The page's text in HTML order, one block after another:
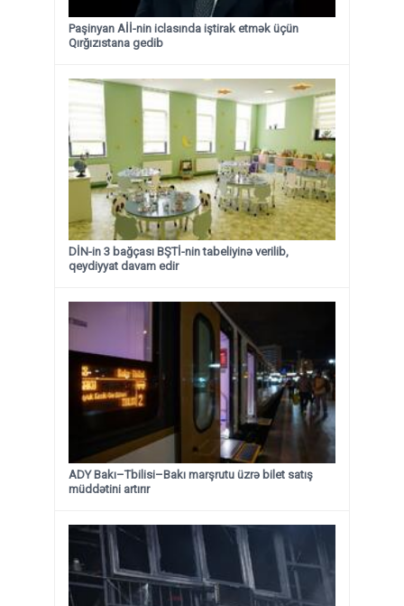
Paşinyan Aİİ-nin iclasında iştirak etmək üçün
Qırğızıstana gedib
DİN-in 3 bağçası BŞTİ-nin tabeliyinə verilib,
qeydiyyat davam edir
ADY Bakı–Tbilisi–Bakı marşrutu üzrə bilet satış
müddətini artırır